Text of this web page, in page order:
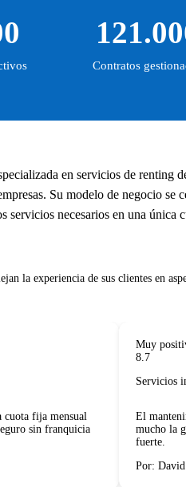
Contratos
en servicios de renting
Su modelo de negocio se
necesarios en una única
la experiencia de sus clientes en
fija mensual
sin franquicia
Muy positivo
8.7
Servicios
El
mucho la
fuerte.
Por: David